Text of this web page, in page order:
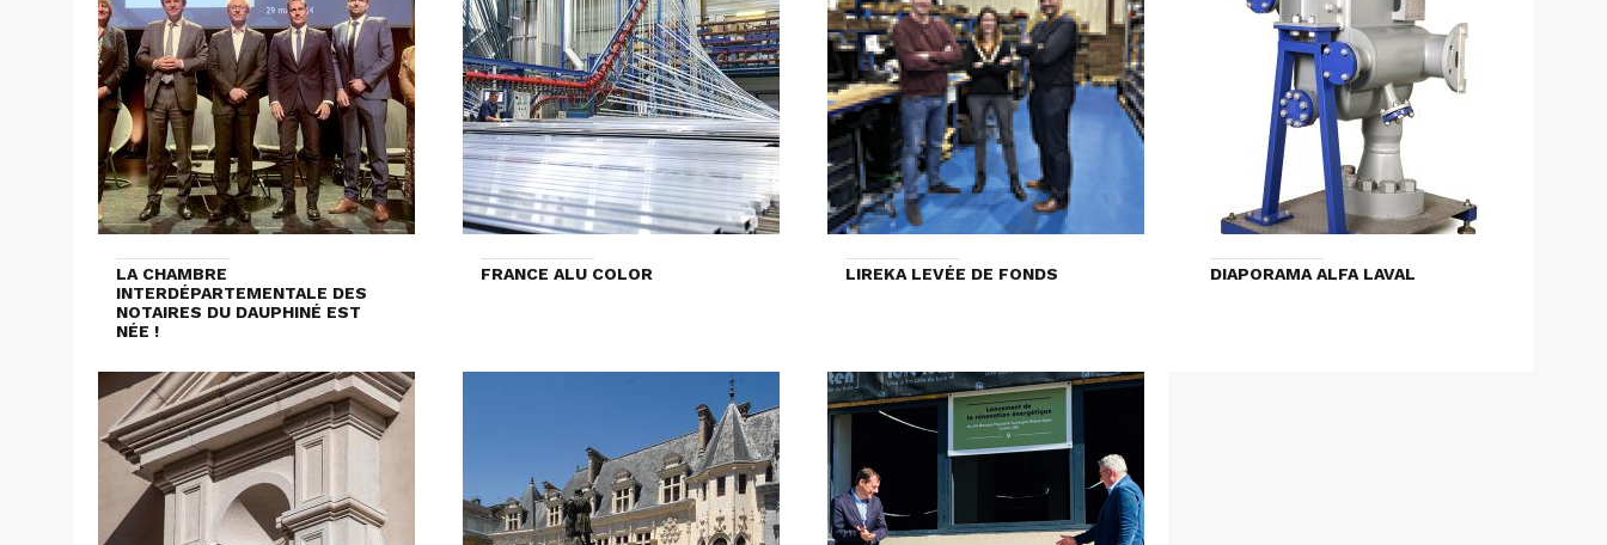
LA CHAMBRE
INTERDÉPARTEMENTALE DES
NOTAIRES DU DAUPHINÉ EST
NÉE !
FRANCE ALU COLOR LIREKA LEVÉE DE FONDS DIAPORAMA ALFA LAVAL